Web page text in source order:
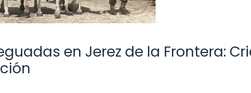
en Jerez de la Frontera: